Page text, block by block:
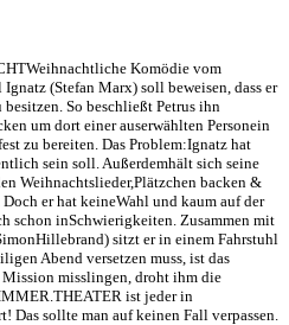
Komödie vom
(Stefan Marx) soll beweisen, dass er
So beschließt Petrus ihn
um dort einer auserwählten Personein
zu bereiten. Das Problem:Ignatz hat
sein soll. Außerdemhält sich seine
Weihnachtslieder,Plätzchen backen &
er hat keineWahl und kaum auf der
schon inSchwierigkeiten. Zusammen mit
sitzt er in einem Fahrstuhl
Abend versetzen muss, ist das
misslingen, droht ihm die
ist jeder in
sollte man auf keinen Fall verpassen.